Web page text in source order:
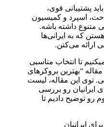
پشتیبانی قوی،
اسپرد و کمیسیون
متنوع داشته باشه.
که به ایرانی‌ها
ارائه می‌کنن.
تا انتخاب مناسبی
“بهترین بروکرهای
توی این مقاله، لیست
ایرانیان رو بررسی
رو توضیح دادیم تا